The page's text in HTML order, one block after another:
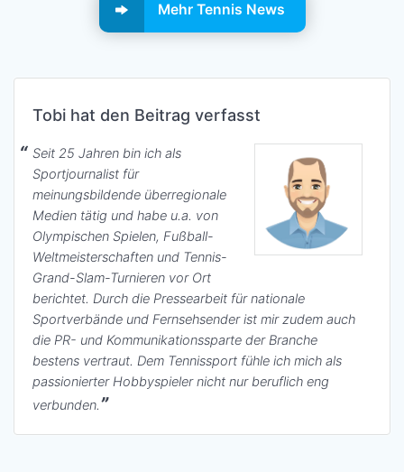
Mehr Tennis News
Tobi hat den Beitrag verfasst
Seit 25 Jahren bin ich als
Sportjournalist für
meinungsbildende überregionale
Medien tätig und habe u.a. von
Olympischen Spielen, Fußball-
Weltmeisterschaften und Tennis-
Grand-Slam-Turnieren vor Ort
berichtet. Durch die Pressearbeit für nationale
Sportverbände und Fernsehsender ist mir zudem auch
die PR- und Kommunikationssparte der Branche
bestens vertraut. Dem Tennissport fühle ich mich als
passionierter Hobbyspieler nicht nur beruflich eng
verbunden.